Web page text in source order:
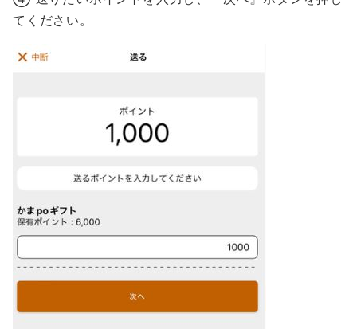
てください。